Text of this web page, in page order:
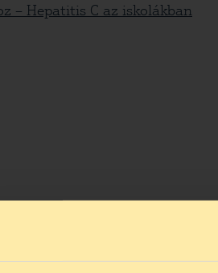
– Hepatitis C az iskolákban